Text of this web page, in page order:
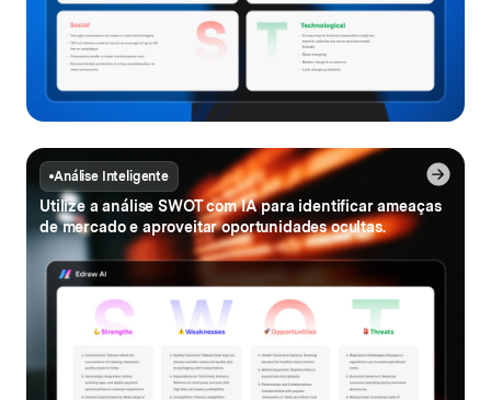
Análise Inteligente
Utilize a análise SWOT com IA para identificar ameaças
de mercadoe aproveitar oportunidades ocultas.